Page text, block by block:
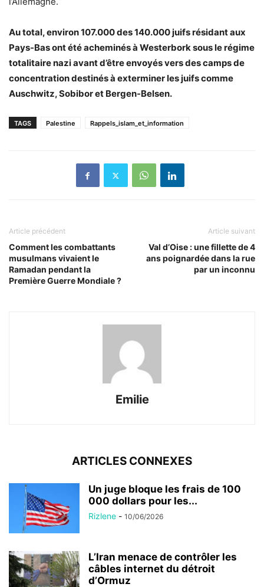
Au total, environ 107.000 des 140.000 juifs résidant aux
Pays-Bas ont été acheminés à Westerbork sous le régime
totalitaire nazi avant d’être envoyés vers des camps de
concentration destinés à exterminer les juifs comme
Auschwitz, Sobibor et Bergen-Belsen.
TAGS Palestine Rappels_islam_et_information
Article précédent
Comment les combattants
musulmans vivaient le
Ramadan pendant la
Première Guerre Mondiale ?
Article suivant
Val d’Oise : une fillette de 4
ans poignardée dans la rue
par un inconnu
Emilie
ARTICLES CONNEXES
Un juge bloque les frais de 100
000 dollars pour les...
Rizlene - 10/06/2026
L’Iran menace de contrôler les
câbles internet du détroit
d’Ormuz